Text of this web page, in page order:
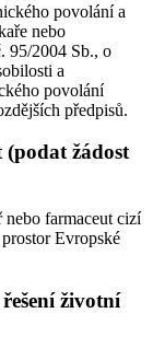
povolání a
nebo
95/2004 Sb., o
a
povolání
předpisů.
žádost
farmaceut cizí
Evropské
životní